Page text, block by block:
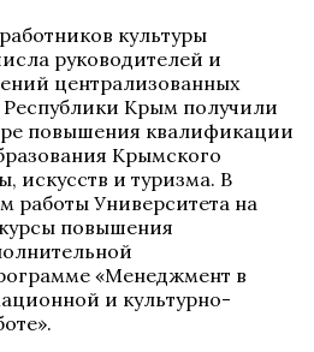
культуры
руководителей и
централизованных
Крым получили
повышения квалификации
Крымского
искусств и туризма. В
работы Университета на
повышения
«Менеджмент в
и культурно-